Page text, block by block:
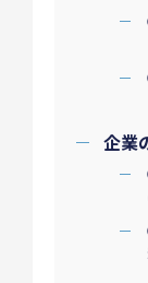
企業